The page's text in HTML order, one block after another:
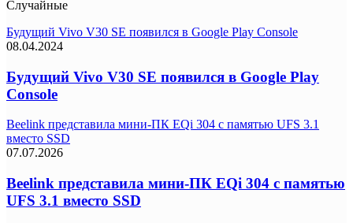
Случайные
Будущий Vivo V30 SE появился в Google Play Console
08.04.2024
Будущий Vivo V30 SE появился в Google Play
Console
Beelink представила мини-ПК EQi 304 с памятью UFS 3.1
вместо SSD
07.07.2026
Beelink представила мини-ПК EQi 304 с памятью
UFS 3.1 вместо SSD